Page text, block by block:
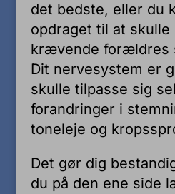
det bedste, eller du
opdraget til at
krævende forældres
Dit nervesystem er
skulle tilpasse sig
forandringer i
toneleje og
Det gør dig
du på den ene side